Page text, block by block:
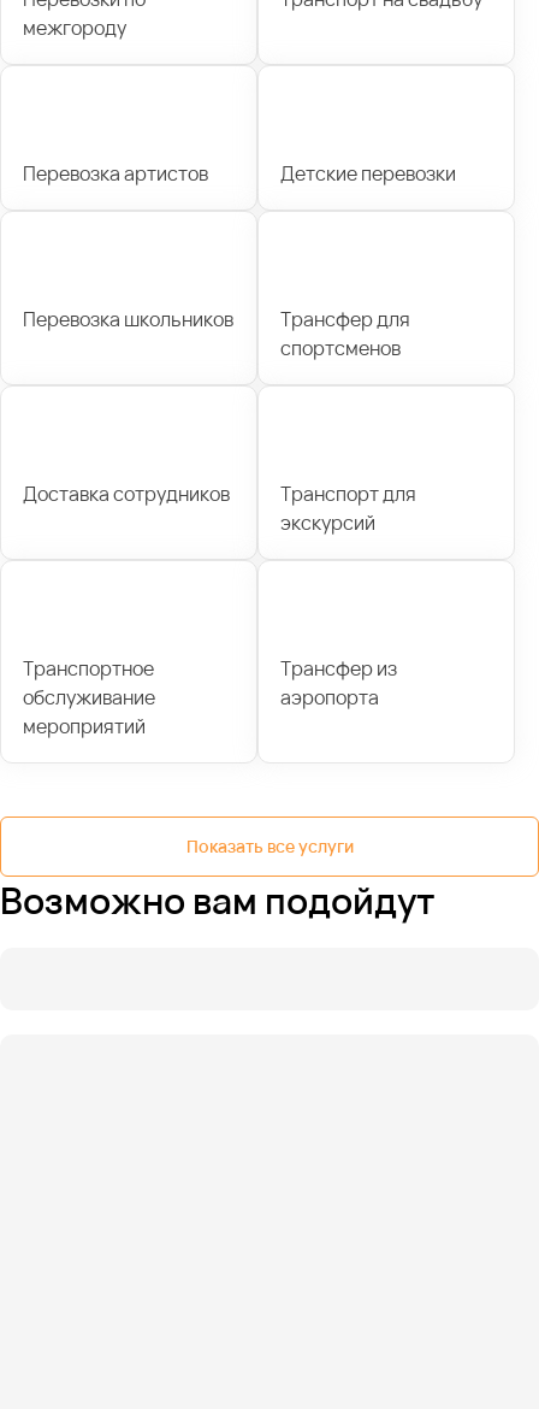
межгороду
Перевозка артистов Детские перевозки
Перевозка школьников
Трансфер для
спортсменов
Доставка сотрудников
Транспорт для
экскурсий
Транспортное
обслуживание
мероприятий
Трансфер из
аэропорта
Показать все услуги
Возможно вам подойдут